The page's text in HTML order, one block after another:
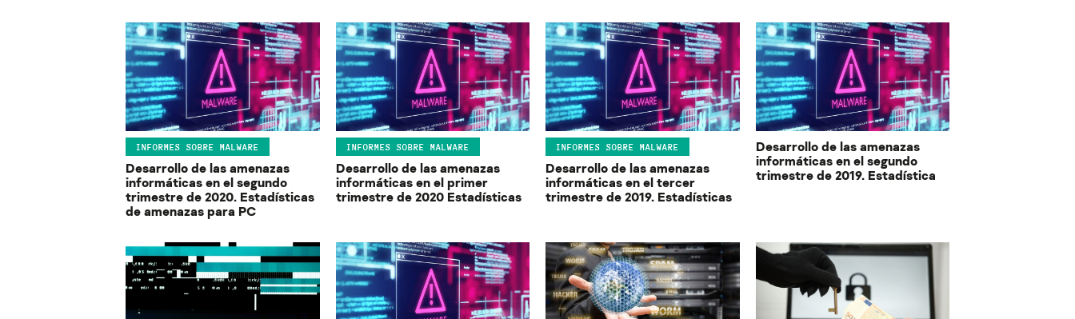
INFORMES SOBRE MALWARE
Desarrollo de las amenazas
informáticas en el segundo
trimestre de 2020. Estadísticas
de amenazas para PC
INFORMES SOBRE MALWARE
Desarrollo de las amenazas
informáticas en el primer
trimestre de 2020 Estadísticas
INFORMES SOBRE MALWARE
Desarrollo de las amenazas
informáticas en el tercer
trimestre de 2019. Estadísticas
Desarrollo de las amenazas
informáticas en el segundo
trimestre de 2019. Estadística